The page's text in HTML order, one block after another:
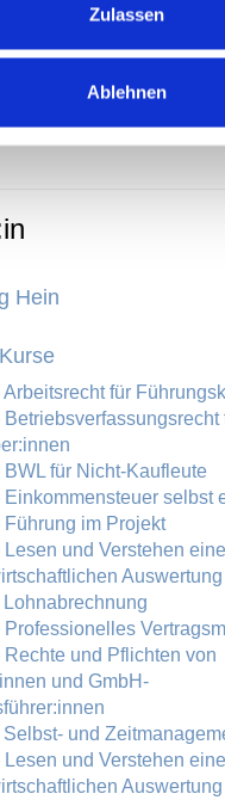
Zulassen
Ablehnen
richtet sich an die
Fach- und
schließen oder
Hein
Arbeitsrecht für
Betriebsverfassungsrecht
BWL für Nicht-Kaufleute
Einkommensteuer selbst
Führung im Projekt
Lesen und Verstehen
Lohnabrechnung
Professionelles
Rechte und Pflichten von
und GmbH-
Selbst- und
Lesen und Verstehen